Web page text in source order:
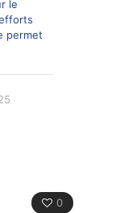
le
permet
0